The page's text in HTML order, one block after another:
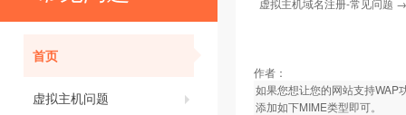
首页
虚拟主机问题
虚拟主机域名注册-常见问题
作者：
如果您想让您的网站支持WAP
添加如下MIME类型即可。